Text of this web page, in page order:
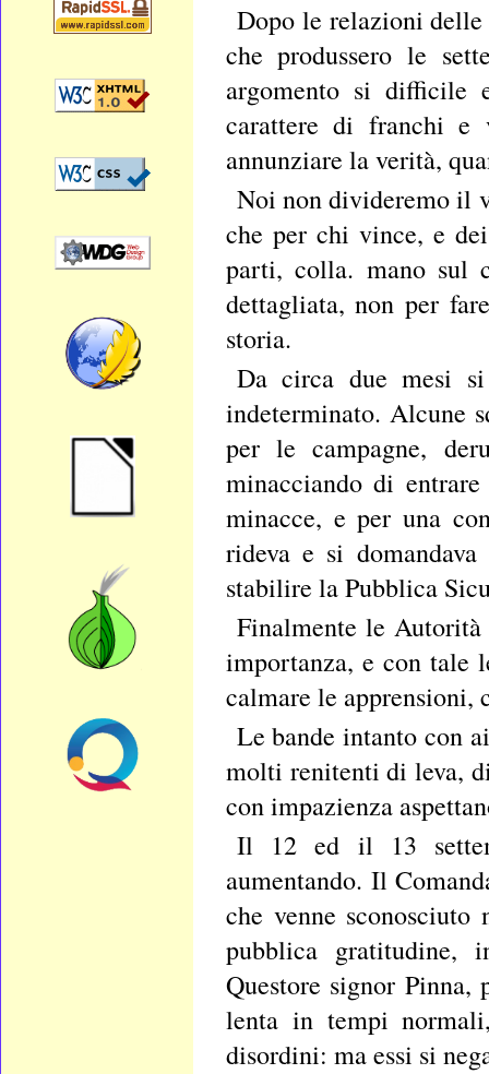
Dopo le relazioni delle
che produssero le
argomento si difficile
carattere di franchi e
annunziare la verità,
Noi non divideremo il
che per chi vince, e
parti, colla. mano sul
dettagliata, non per
storia.
Da circa due mesi
indeterminato. Alcune
per le campagne,
minacciando di
minacce, e per una
rideva e si
stabilire la Pubblica
Finalmente le Autorità
importanza, e con tale
calmare le apprensioni,
Le bande intanto con
molti renitenti di leva,
con impazienza
Il 12 ed il 13
aumentando. Il
che venne
pubblica gratitudine,
Questore signor
lenta in tempi
disordini: ma essi si